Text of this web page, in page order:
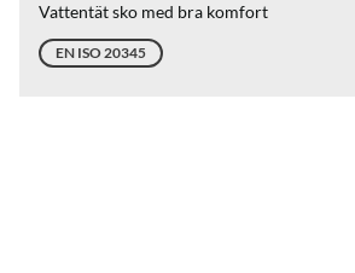
Vattentät sko med bra komfort
EN ISO 20345